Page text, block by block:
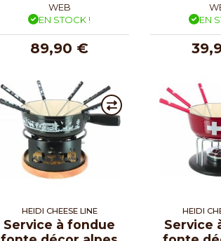
WEB
EN STOCK !
89,90 €
EN
HEIDI CHEESE LINE
Service à fondue
HEIDI
Service